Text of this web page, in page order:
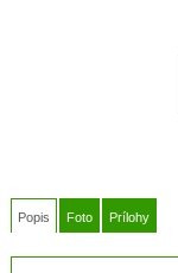
Popis Foto Prílohy